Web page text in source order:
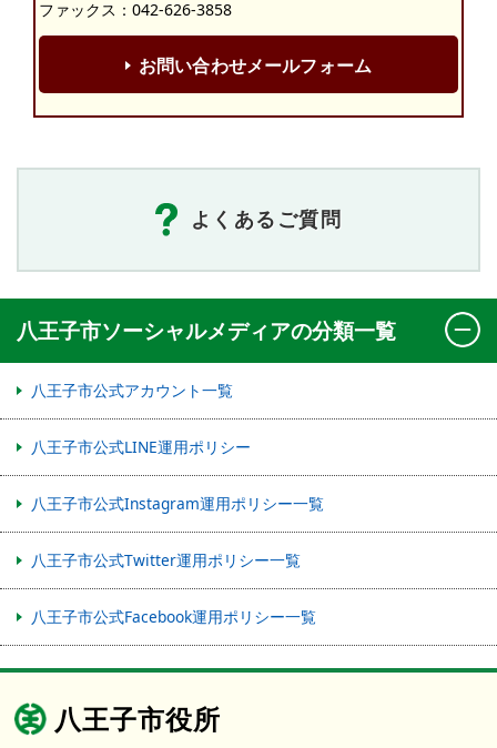
ファックス：042-626-3858
お問い合わせメールフォーム
よくあるご質問
八王子市ソーシャルメディアの分類一覧
八王子市公式アカウント一覧
八王子市公式LINE運用ポリシー
八王子市公式Instagram運用ポリシー一覧
八王子市公式Twitter運用ポリシー一覧
八王子市公式Facebook運用ポリシー一覧
八王子市役所